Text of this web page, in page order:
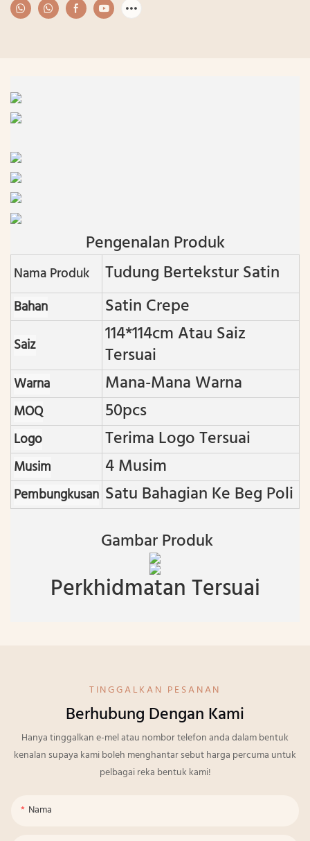
Pengenalan Produk
Nama Produk Tudung Bertekstur Satin
Bahan Satin Crepe
Saiz
114*114cm Atau Saiz
Tersuai
Warna Mana-Mana Warna
MOQ 50pcs
Logo Terima Logo Tersuai
Musim 4 Musim
Pembungkusan Satu Bahagian Ke Beg Poli
Gambar Produk
Perkhidmatan Tersuai
TINGGALKAN PESANAN
Berhubung Dengan Kami
Hanya tinggalkan e-mel atau nombor telefon anda dalam bentuk
kenalan supaya kami boleh menghantar sebut harga percuma untuk
pelbagai reka bentuk kami!
Nama